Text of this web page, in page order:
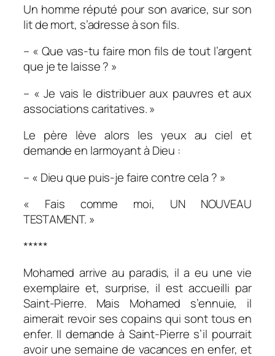
Un homme réputé pour son avarice, sur son
lit de mort, s’adresse à son fils.
– « Que vas-tu faire mon fils de tout l’argent
que je te laisse ? »
– « Je vais le distribuer aux pauvres et aux
associations caritatives. »
Le père lève alors les yeux au ciel et
demande en larmoyant à Dieu :
– « Dieu que puis-je faire contre cela ? »
« Fais comme moi, UN NOUVEAU
TESTAMENT. »
*****
Mohamed arrive au paradis, il a eu une vie
exemplaire et, surprise, il est accueilli par
Saint-Pierre. Mais Mohamed s’ennuie, il
aimerait revoir ses copains qui sont tous en
enfer. Il demande à Saint-Pierre s’il pourrait
avoir une semaine de vacances en enfer, et